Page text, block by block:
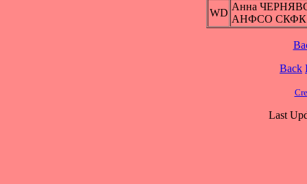
WD
Анна
АНФСО СКФК
Back
Last